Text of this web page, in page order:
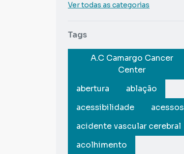
Ver todas as categorias
Tags
A.C Camargo Cancer
Center
abertura
ablação
acessibilidade
acessos
acidente vascular cerebral
acolhimento